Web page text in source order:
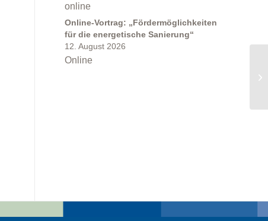
online
Online-Vortrag: „Fördermöglichkeiten
für die energetische Sanierung“
12. August 2026
Online
–